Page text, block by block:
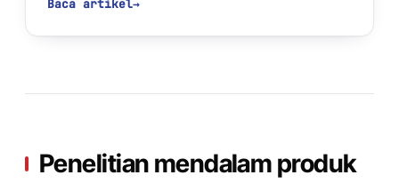
Baca artikel→
Penelitian mendalam produk